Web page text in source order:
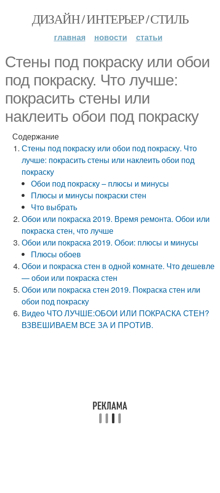
ДИЗАЙН / ИНТЕРЬЕР / СТИЛЬ
главная новости статьи
Стены под покраску или обои
под покраску. Что лучше:
покрасить стены или
наклеить обои под покраску
Содержание
Стены под покраску или обои под покраску. Что
лучше: покрасить стены или наклеить обои под
покраску
Обои под покраску – плюсы и минусы
Плюсы и минусы покраски стен
Что выбрать
Обои или покраска 2019. Время ремонта. Обои или
покраска стен, что лучше
Обои или покраска 2019. Обои: плюсы и минусы
Плюсы обоев
Обои и покраска стен в одной комнате. Что дешевле
— обои или покраска стен
Обои или покраска стен 2019. Покраска стен или
обои под покраску
Видео ЧТО ЛУЧШЕ:ОБОИ ИЛИ ПОКРАСКА СТЕН?
ВЗВЕШИВАЕМ ВСЕ ЗА И ПРОТИВ.